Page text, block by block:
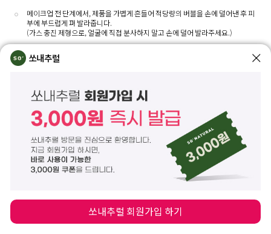
메이크업 전 단계에서, 제품을 가볍게 흔들어 적당량의 버블을 손에 덜어낸 후 피
부에 부드럽게 펴 발라줍니다.
(가스 충진 제형으로, 얼굴에 직접 분사하지 말고 손에 덜어 발라주세요.)
에 밀봉하여 반입 가능하며, 위탁수하물은 제품 1개당 500ml 이하 / 전체 합계
전성분
정제수, 호모살레이트, 프로판다이올, 옥토크릴렌, 에탄올, 에칠헥실살리실레이트,
페닐벤즈이미다졸설포닉애씨드, 부틸메톡시디벤조일메탄, 아미노메틸프로판올, 카
프릴릴메티콘, 글리세린, 팔미틱애씨드, 폴리솔베이트60, 폴리메틸실세스퀴옥세인,
스테아릭애씨드, 한련초추출물, 인도멀구슬나무잎추출물, 드럼스틱씨오일, 백미꽃
추출물, 접시꽃추출물, 칼라민, 코튼추출물, 아크릴레이트코폴리머, 미리스틱애씨
이콜, 메틸다이아이소프로필프로피온아마이드, 부틸렌글라이콜, 실리카, 에틸헥실
글리세린, 사이아노코발아민, 카프릴릭/카프릭트라이글리세라이드, 폴리하이드록
시스테아릭애씨드, 다이소듐이디티에이, 향료, 리모넨, 알파-아이소메틸아이오논,
쏘내추럴
쏘내추럴 회원가입 하기